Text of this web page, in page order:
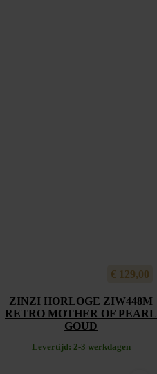
€ 129,00
ZINZI HORLOGE ZIW448M
RETRO MOTHER OF PEARL
GOUD
Levertijd: 2-3 werkdagen